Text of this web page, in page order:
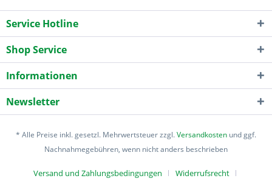
Service Hotline
Shop Service
Informationen
Newsletter
* Alle Preise inkl. gesetzl. Mehrwertsteuer zzgl.Versandkosten und ggf.
Nachnahmegebühren, wenn nicht anders beschrieben
Versand und Zahlungsbedingungen Widerrufsrecht